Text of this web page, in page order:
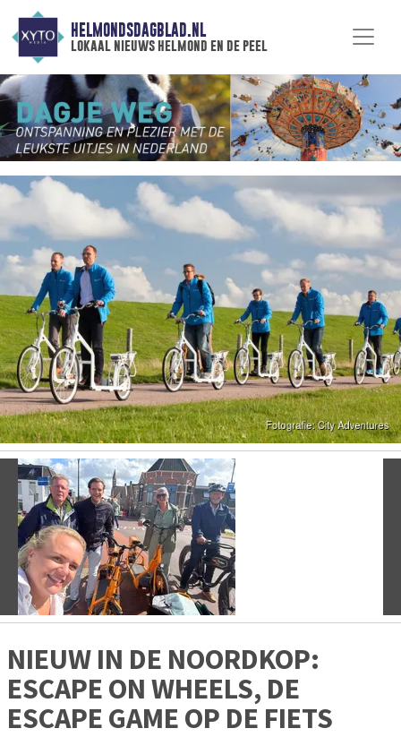
HELMONDSDAGBLAD.NL
lokaal nieuws helmond en de peel
Vorige
NIEUW IN DE NOORDKOP:
ESCAPE ON WHEELS, DE
ESCAPE GAME OP DE FIETS